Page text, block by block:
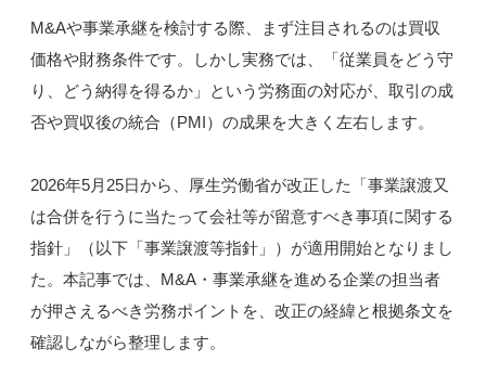
M&Aや事業承継を検討する際、まず注目されるのは買収
価格や財務条件です。しかし実務では、「従業員をどう守
り、どう納得を得るか」という労務面の対応が、取引の成
否や買収後の統合（PMI）の成果を大きく左右します。
2026年5月25日から、厚生労働省が改正した「事業譲渡又
は合併を行うに当たって会社等が留意すべき事項に関する
指針」（以下「事業譲渡等指針」）が適用開始となりまし
た。本記事では、M&A・事業承継を進める企業の担当者
が押さえるべき労務ポイントを、改正の経緯と根拠条文を
確認しながら整理します。